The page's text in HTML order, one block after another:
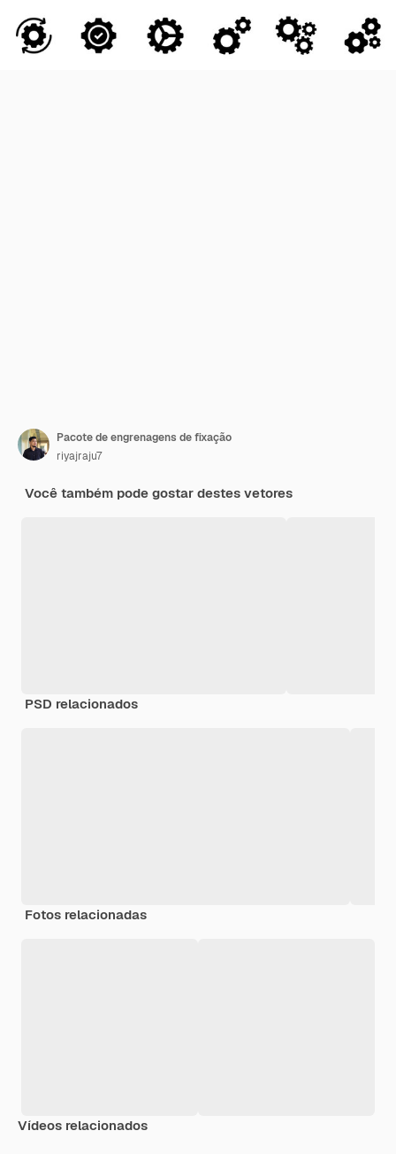
Pacote de engrenagens de fixação
riyajraju7
Você também pode gostar destes vetores
PSD relacionados
Fotos relacionadas
Vídeos relacionados